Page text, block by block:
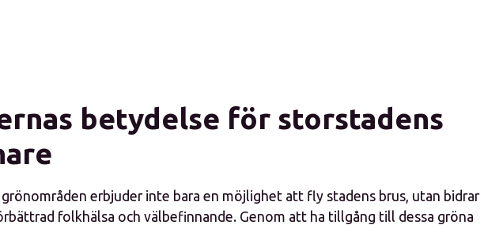
betydelse för storstadens
grönområden erbjuder inte bara en möjlighet att fly stadens brus, utan bidrar
folkhälsa och välbefinnande. Genom att ha tillgång till dessa gröna